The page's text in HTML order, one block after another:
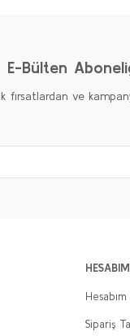
E-Bülten
fırsatlardan ve
HESABIM
Hesabım
Sipariş